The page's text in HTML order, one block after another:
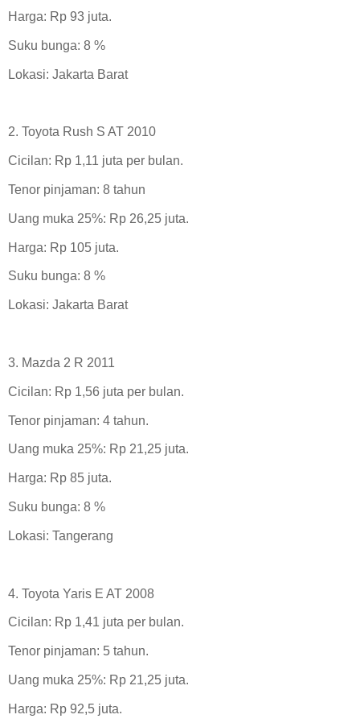
Harga: Rp 93 juta.
Suku bunga: 8 %
Lokasi: Jakarta Barat
2. Toyota Rush S AT 2010
Cicilan: Rp 1,11 juta per bulan.
Tenor pinjaman: 8 tahun
Uang muka 25%: Rp 26,25 juta.
Harga: Rp 105 juta.
Suku bunga: 8 %
Lokasi: Jakarta Barat
3. Mazda 2 R 2011
Cicilan: Rp 1,56 juta per bulan.
Tenor pinjaman: 4 tahun.
Uang muka 25%: Rp 21,25 juta.
Harga: Rp 85 juta.
Suku bunga: 8 %
Lokasi: Tangerang
4. Toyota Yaris E AT 2008
Cicilan: Rp 1,41 juta per bulan.
Tenor pinjaman: 5 tahun.
Uang muka 25%: Rp 21,25 juta.
Harga: Rp 92,5 juta.